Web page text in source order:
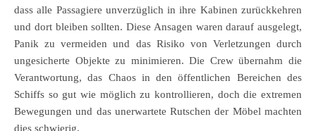
dass alle Passagiere unverzüglich in ihre Kabinen zurückkehren
und dort bleiben sollten. Diese Ansagen waren darauf ausgelegt,
Panik zu vermeiden und das Risiko von Verletzungen durch
ungesicherte Objekte zu minimieren. Die Crew übernahm die
Verantwortung, das Chaos in den öffentlichen Bereichen des
Schiffs so gut wie möglich zu kontrollieren, doch die extremen
Bewegungen und das unerwartete Rutschen der Möbel machten
dies schwierig.